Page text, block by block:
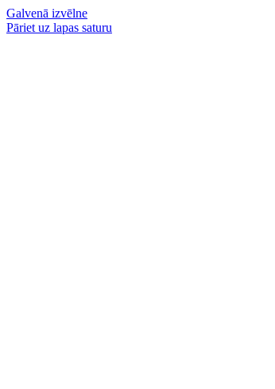
Galvenā izvēlne
Pāriet uz lapas saturu